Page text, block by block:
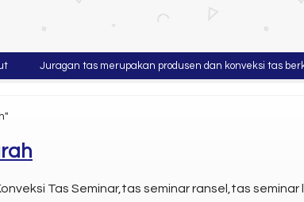
SL 21
SL 20
Juragan tas merupakan produsen dan konveksi tas
Tas Seminar,tas seminar ransel,tas